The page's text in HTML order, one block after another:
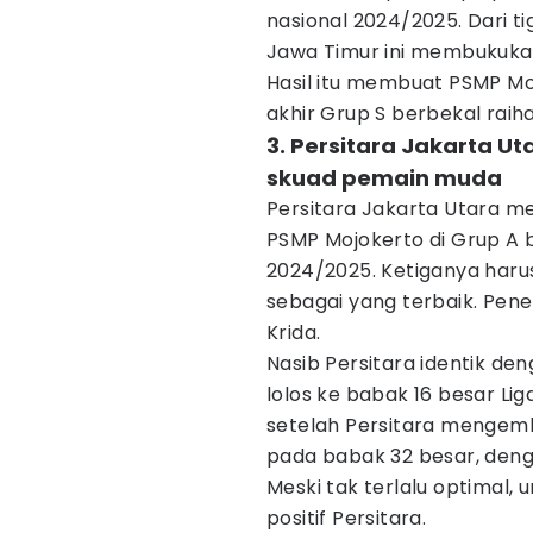
nasional 2024/2025. Dari
Jawa Timur ini
Hasil itu membuat PSMP
akhir Grup S berbekal
3. Persitara Jakarta
skuad pemain muda
Persitara Jakarta Utara
PSMP Mojokerto di Grup
2024/2025. Ketiganya
sebagai yang terbaik.
Krida.
Nasib Persitara identik
lolos ke babak 16 besar
setelah Persitara
pada babak 32 besar,
Meski tak terlalu optimal,
positif Persitara.